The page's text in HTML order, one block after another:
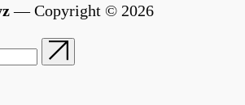
— Copyright © 2026